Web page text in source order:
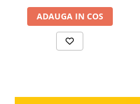
ADAUGA IN COS